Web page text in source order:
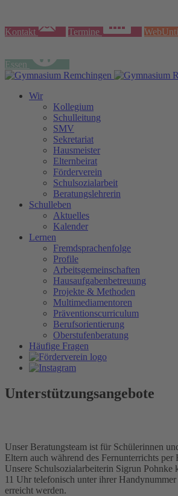
Kontakt Termine
Essen
Wir
Kollegium
Schulleitung
SMV
Sekretariat
Hausmeister
Elternbeirat
Förderverein
Schulsozialarbeit
Beratungslehrerin
Schulleben
Aktuelles
Kalender
Lernen
Fremdsprachenfolge
Profile
Arbeitsgemeinschaften
Hausaufgabenbetreuung
Projekte & Methoden
Multimediamentoren
Präventionscurriculum
Berufsorientierung
Oberstufenberatung
Häufige Fragen
Unterstützungsangebote
Unser Beratungsteam ist für Schülerinnen
Eltern auch während des Fernunterrichts per
Unsere Schulsozialarbeiterin Sigrun Pohnke
11 Uhr telefonisch unter ihrer Handynummer
erreicht werden.